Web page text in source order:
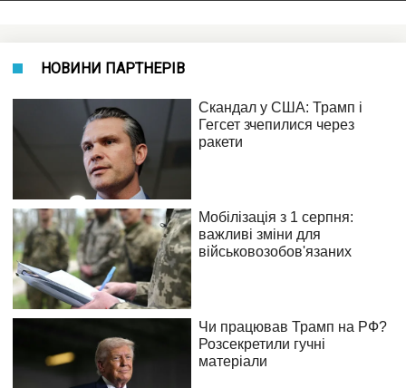
НОВИНИ ПАРТНЕРІВ